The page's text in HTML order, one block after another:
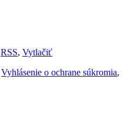
RSS, Vytlačiť
Vyhlásenie o ochrane súkromia,